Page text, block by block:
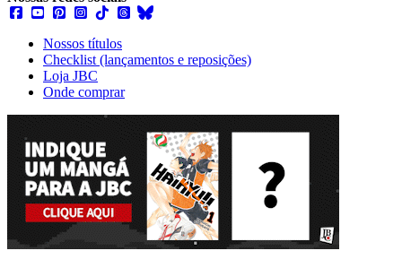
Nossos títulos
Checklist (lançamentos e reposições)
Loja JBC
Onde comprar